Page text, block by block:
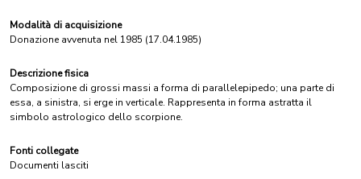
Modalità di acquisizione
Donazione avvenuta nel 1985 (17.04.1985)
Descrizione fisica
Composizione di grossi massi a forma di parallelepipedo; una parte di
essa, a sinistra, si erge in verticale. Rappresenta in forma astratta il
simbolo astrologico dello scorpione.
Fonti collegate
Documenti lasciti